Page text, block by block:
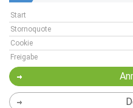
Start
Stornoquote
Cookie
Freigabe